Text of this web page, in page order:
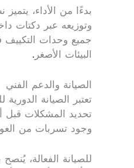
بدءًا من الأداء،
وتوزيعه عبر دكتات
جميع وحدات التكييف
البيئات الأصغر .
الصيانة والدعم الفني
تعتبر الصيانة
تحديد المشكلات قبل
وجود تسربات من
للصيانة الفعالة،